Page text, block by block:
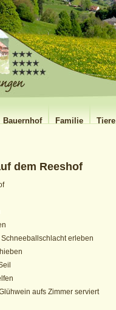
Bauernhof Familie Tiere
dem Reeshof
erleben
aufs Zimmer serviert